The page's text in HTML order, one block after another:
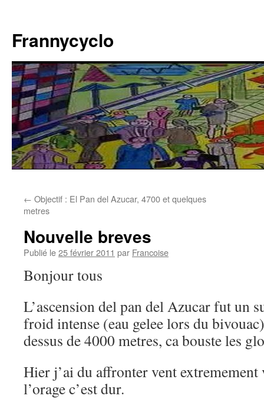
contenu
Frannycyclo
← Objectif : El Pan del Azucar, 4700 et quelques
metres
Nouvelle breves
Publié le25 février 2011 par Francoise
Bonjour tous
L’ascension del pan del Azucar fut un
froid intense (eau gelee lors du
dessus de 4000 metres, ca bouste les
Hier j’ai du affronter vent extremement
l’orage c’est dur.